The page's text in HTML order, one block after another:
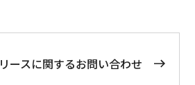
ースに関するお問い合わせ